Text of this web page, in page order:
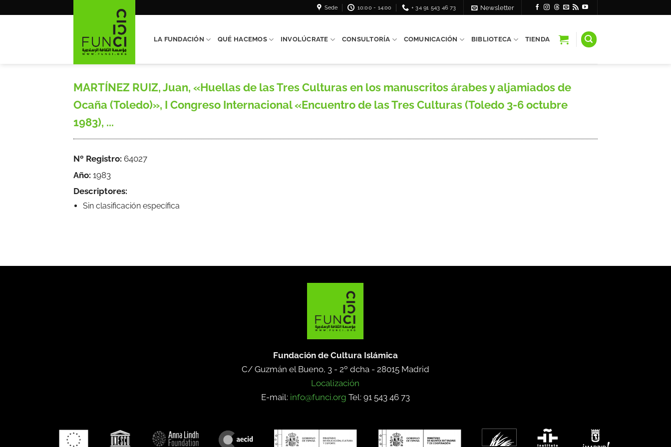
Sede 10:00 - 14:00 + 34 91 543 46 73 Newsletter
LA FUNDACIÓN QUÉ HACEMOS INVOLÚCRATE CONSULTORÍA COMUNICACIÓN BIBLIOTECA TIENDA
MARTÍNEZ RUIZ, Juan, «Huellas de las Tres Culturas en los manuscritos árabes y aljamiados de
Ocaña (Toledo)», I Congreso Internacional «Encuentro de las Tres Culturas (Toledo 3-6 octubre
1983), ...
Nº Registro: 64027
Año: 1983
Descriptores:
Sin clasificación específica
Fundación de Cultura Islámica
C/ Guzmán el Bueno, 3 - 2º dcha - 28015 Madrid
Localización
E-mail: info@funci.org Tel: 91 543 46 73